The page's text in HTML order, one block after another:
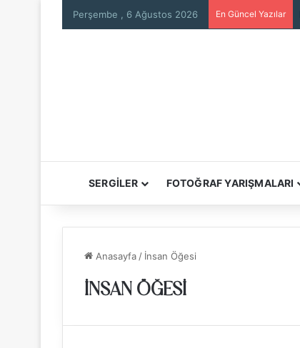
Perşembe , 6 Ağustos 2026 En Güncel Yazılar
SERGİLER FOTOĞRAF YARIŞMALARI
Anasayfa / İnsan Öğesi
İNSAN ÖĞESI